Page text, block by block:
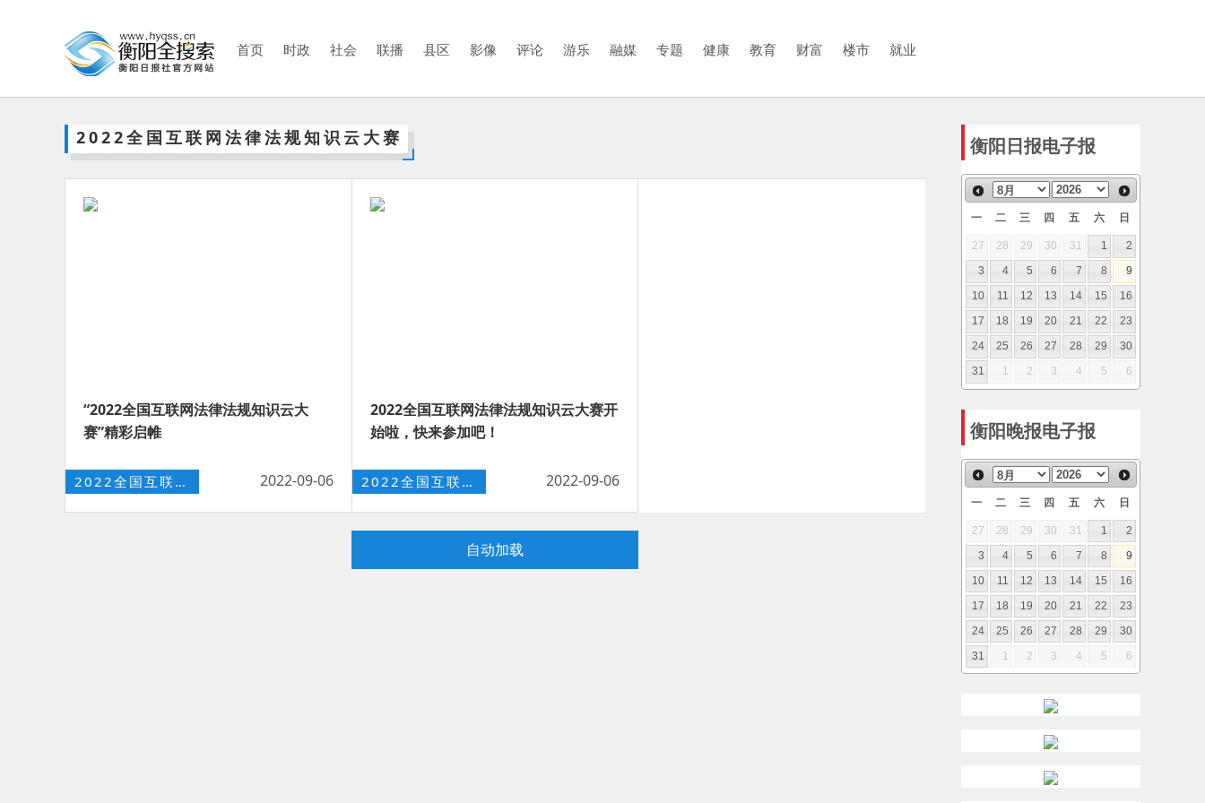
首页 时政 社会 联播 县区 影像 评论 游乐 融媒 专题 健康 教育 财富 楼市 就业
2022全国互联网法律法规知识云大赛
“2022全国互联网法律法规知识云大
赛”精彩启帷
2022全国互联网法律法规知识云大赛 2022-09-06
2022全国互联网法律法规知识云大赛开
始啦，快来参加吧！
2022全国互联网法律法规知识云大赛 2022-09-06
自动加载
衡阳日报电子报
一 二 三 四 五 六 日
27 28 29 30 31 1
2
3
4 5 6 7 8
9
10
11 12 13 14 15
16
17
18 19 20 21 22
23
24
25 26 27 28 29
30
31
1 2 3 4 5 6
衡阳晚报电子报
一 二 三 四 五 六 日
27 28 29 30 31 1
2
3
4 5 6 7 8
9
10
11 12 13 14 15
16
17
18 19 20 21 22
23
24
25 26 27 28 29
30
31
1 2 3 4 5 6